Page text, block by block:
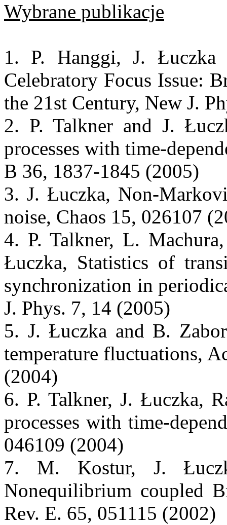
Wybrane publikacje
1. P. Hanggi, J.
Celebratory Focus Issue:
the 21st Century, New J.
2. P. Talkner and J.
processes with time-
B 36, 1837-1845 (2005)
3. J. Łuczka, Non-
noise, Chaos 15, 026107
4. P. Talkner, L.
Łuczka, Statistics of
synchronization in
J. Phys. 7, 14 (2005)
5. J. Łuczka and B.
temperature fluctuations,
(2004)
6. P. Talkner, J. Łuczka,
processes with time-
046109 (2004)
7. M. Kostur, J.
Nonequilibrium coupled
Rev. E. 65, 051115 (2002)